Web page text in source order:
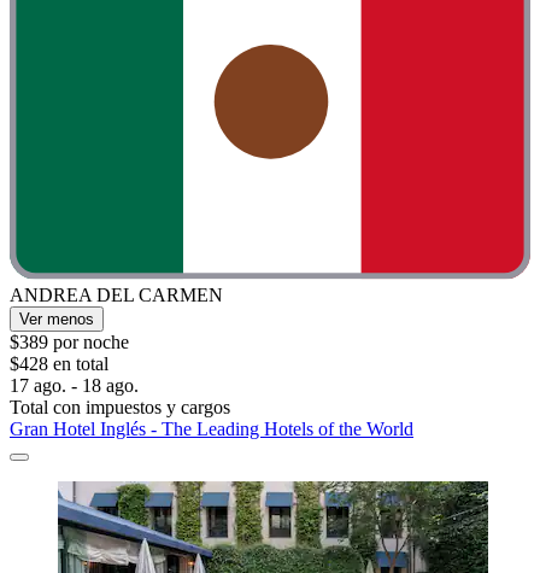
ANDREA DEL CARMEN
Ver menos
$389 por noche
$428 en total
17 ago. - 18 ago.
Total con impuestos y cargos
Gran Hotel Inglés - The Leading Hotels of the World